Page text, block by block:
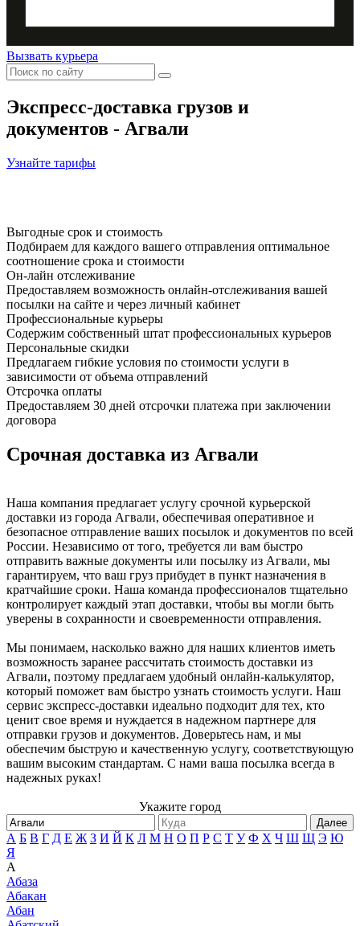
Вызвать курьера
Экспресс-доставка грузов и
документов - Агвали
Узнайте тарифы
Выгодные срок и стоимость
Подбираем для каждого вашего отправления оптимальное
соотношение срока и стоимости
Он-лайн отслеживание
Предоставляем возможность онлайн-отслеживания вашей
посылки на сайте и через личный кабинет
Профессиональные курьеры
Содержим собственный штат профессиональных курьеров
Персональные скидки
Предлагаем гибкие условия по стоимости услуги в
зависимости от объема отправлений
Отсрочка оплаты
Предоставляем 30 дней отсрочки платежа при заключении
договора
Срочная доставка из Агвали
Наша компания предлагает услугу срочной курьерской
доставки из города Агвали, обеспечивая оперативное и
безопасное отправление ваших посылок и документов по всей
России. Независимо от того, требуется ли вам быстро
отправить важные документы или посылку из Агвали, мы
гарантируем, что ваш груз прибудет в пункт назначения в
кратчайшие сроки. Наша команда профессионалов тщательно
контролирует каждый этап доставки, чтобы вы могли быть
уверены в сохранности и своевременности отправления.
Мы понимаем, насколько важно для наших клиентов иметь
возможность заранее рассчитать стоимость доставки из
Агвали, поэтому предлагаем удобный онлайн-калькулятор,
который поможет вам быстро узнать стоимость услуги. Наш
сервис экспресс-доставки идеально подходит для тех, кто
ценит свое время и нуждается в надежном партнере для
отправки грузов и документов. Доверьтесь нам, и мы
обеспечим быструю и качественную услугу, соответствующую
вашим высоким стандартам. С нами ваша посылка всегда в
надежных руках!
Укажите город
Далее
А Б В Г Д Е Ж З И Й К Л М Н О П Р С Т У Ф Х Ч Ш Щ Э Ю
Я
А
Абаза
Абакан
Абан